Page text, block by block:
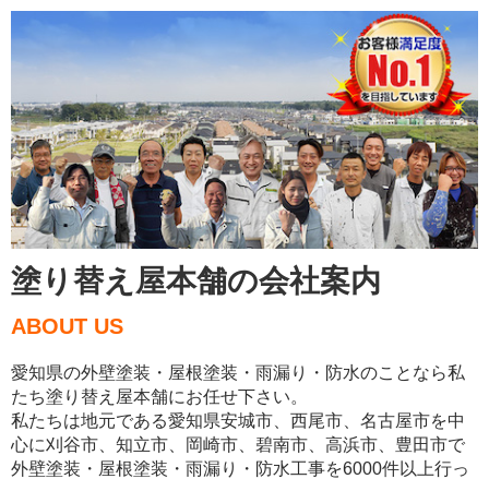
塗り替え屋本舗の会社案内
ABOUT US
愛知県の外壁塗装・屋根塗装・雨漏り・防水のことなら私
たち塗り替え屋本舗にお任せ下さい。
私たちは地元である愛知県安城市、西尾市、名古屋市を中
心に刈谷市、知立市、岡崎市、碧南市、高浜市、豊田市で
外壁塗装・屋根塗装・雨漏り・防水工事を6000件以上行っ